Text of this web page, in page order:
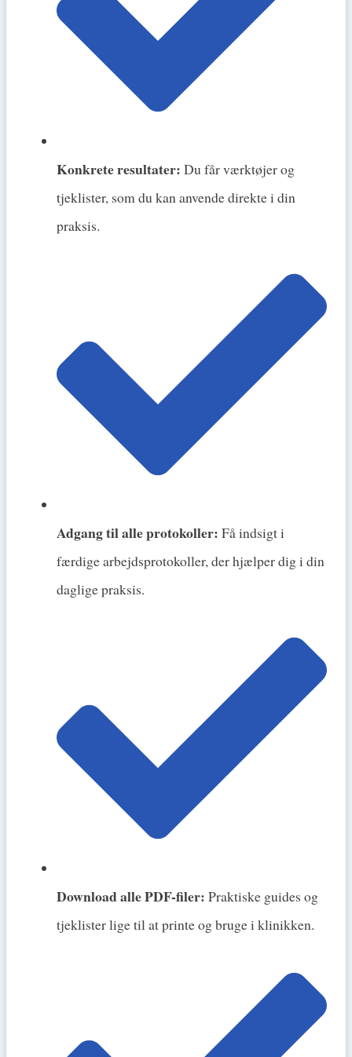
Konkrete resultater: Du får værktøjer og
tjeklister, som du kan anvende direkte i din
praksis.
Adgang til alle protokoller: Få indsigt i
færdige arbejdsprotokoller, der hjælper dig i din
daglige praksis.
Download alle PDF-filer: Praktiske guides og
tjeklister lige til at printe og bruge i klinikken.